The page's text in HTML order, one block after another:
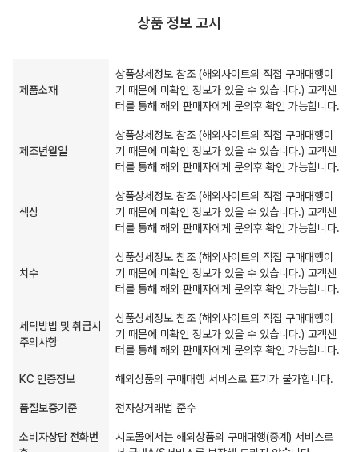
상품 정보 고시
제품소재
상품상세정보 참조 (해외사이트의 직접 구매대행이
기 때문에 미확인 정보가 있을 수 있습니다.) 고객센
터를 통해 해외 판매자에게 문의후 확인 가능합니다.
제조년월일
상품상세정보 참조 (해외사이트의 직접 구매대행이
기 때문에 미확인 정보가 있을 수 있습니다.) 고객센
터를 통해 해외 판매자에게 문의후 확인 가능합니다.
색상
상품상세정보 참조 (해외사이트의 직접 구매대행이
기 때문에 미확인 정보가 있을 수 있습니다.) 고객센
터를 통해 해외 판매자에게 문의후 확인 가능합니다.
치수
상품상세정보 참조 (해외사이트의 직접 구매대행이
기 때문에 미확인 정보가 있을 수 있습니다.) 고객센
터를 통해 해외 판매자에게 문의후 확인 가능합니다.
세탁방법 및 취급시
주의사항
상품상세정보 참조 (해외사이트의 직접 구매대행이
기 때문에 미확인 정보가 있을 수 있습니다.) 고객센
터를 통해 해외 판매자에게 문의후 확인 가능합니다.
KC 인증정보 해외상품의 구매대행 서비스로 표기가 불가합니다.
품질보증기준 전자상거래법 준수
소비자상담 전화번
시도몰에서는 해외상품의 구매대행(중계) 서비스로